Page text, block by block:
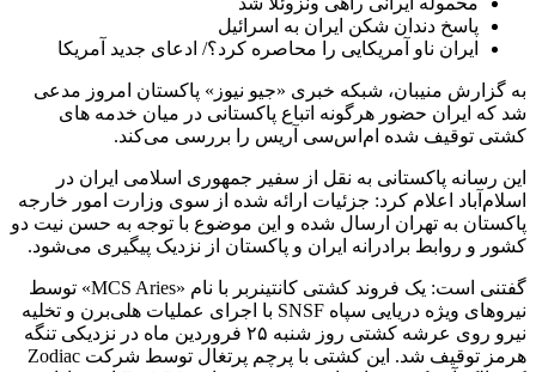
پاسخ دندان شکن ایران به اسرائیل
ایران ناو آمریکایی را محاصره کرد؟/ ادعای جدید آمریکا
به گزارش منیبان، شبکه خبری «جیو نیوز» پاکستان امروز مدعی
شد که ایران حضور هرگونه اتباع پاکستانی در میان خدمه های
کشتی توقیف شده ام‌اس‌سی آریس را بررسی می‌کند.
این رسانه پاکستانی به نقل از سفیر جمهوری اسلامی ایران در
اسلام‌آباد اعلام کرد: جزئیات ارائه شده از سوی وزارت امور خارجه
پاکستان به تهران ارسال شده و این موضوع با توجه به حسن نیت دو
کشور و روابط برادرانه ایران و پاکستان از نزدیک پیگیری می‌شود.
گفتنی است: یک فروند کشتی کانتینربر با نام «MCS Aries» توسط
نیروهای ویژه دریایی سپاه SNSF با اجرای عملیات هلی‌برن و تخلیه
نیرو روی عرشه کشتی روز شنبه ۲۵ فروردین ماه در نزدیکی تنگه
هرمز توقیف شد. این کشتی با پرچم پرتغال توسط شرکت Zodiac